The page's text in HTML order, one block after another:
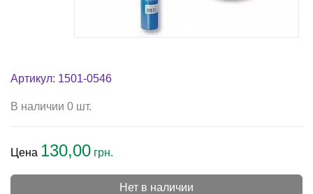
Артикул: 1501-0546
В наличии 0 шт.
Цена 130,00 грн.
Нет в наличии